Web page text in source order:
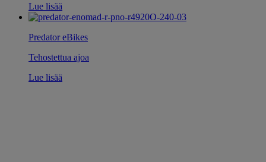
Lue lisää
Predator eBikes
Tehostettua ajoa
Lue lisää